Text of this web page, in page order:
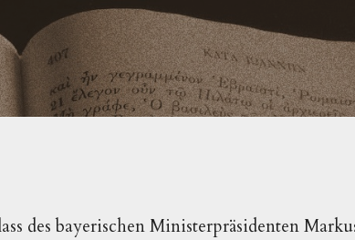
Hauptbereich
des bayerischen Ministerpräsidenten